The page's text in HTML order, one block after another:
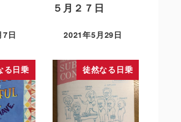
7日
５月２７日
2021年5月29日
る日乗 徒然なる日乗